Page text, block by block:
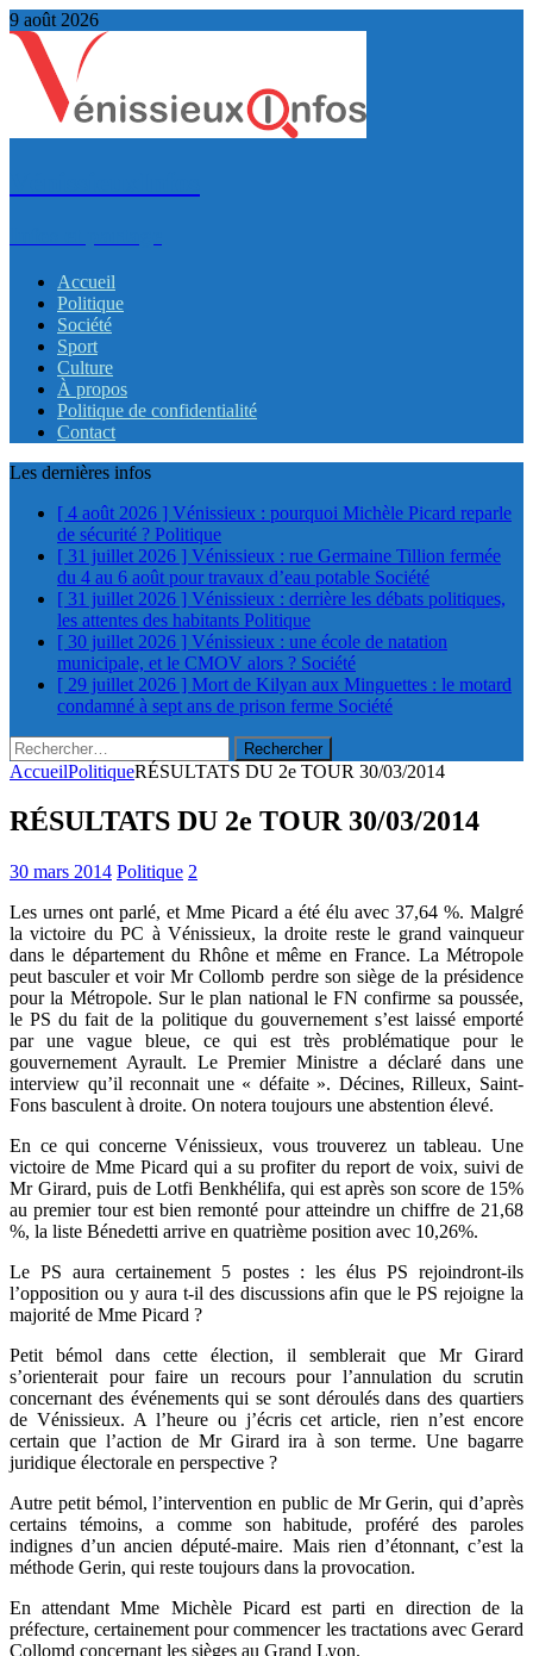
9 août 2026
Accueil
Politique
Société
Sport
Culture
À propos
Politique de confidentialité
Contact
Les dernières infos
[ 4 août 2026 ] Vénissieux : pourquoi Michèle Picard reparle
de sécurité ? Politique
[ 31 juillet 2026 ] Vénissieux : rue Germaine Tillion fermée
du 4 au 6 août pour travaux d’eau potable Société
[ 31 juillet 2026 ] Vénissieux : derrière les débats politiques,
les attentes des habitants Politique
[ 30 juillet 2026 ] Vénissieux : une école de natation
municipale, et le CMOV alors ? Société
[ 29 juillet 2026 ] Mort de Kilyan aux Minguettes : le motard
condamné à sept ans de prison ferme Société
Rechercher :
AccueilPolitiqueRÉSULTATS DU 2e TOUR 30/03/2014
RÉSULTATS DU 2e TOUR 30/03/2014
30 mars 2014 Politique 2
Les urnes ont parlé, et Mme Picard a été élu avec 37,64 %. Malgré
la victoire du PC à Vénissieux, la droite reste le grand vainqueur
dans le département du Rhône et même en France. La Métropole
peut basculer et voir Mr Collomb perdre son siège de la présidence
pour la Métropole. Sur le plan national le FN confirme sa poussée,
le PS du fait de la politique du gouvernement s’est laissé emporté
par une vague bleue, ce qui est très problématique pour le
gouvernement Ayrault. Le Premier Ministre a déclaré dans une
interview qu’il reconnait une « défaite ». Décines, Rilleux, Saint-
Fons basculent à droite. On notera toujours une abstention élevé.
En ce qui concerne Vénissieux, vous trouverez un tableau. Une
victoire de Mme Picard qui a su profiter du report de voix, suivi de
Mr Girard, puis de Lotfi Benkhélifa, qui est après son score de 15%
au premier tour est bien remonté pour atteindre un chiffre de 21,68
%, la liste Bénedetti arrive en quatrième position avec 10,26%.
Le PS aura certainement 5 postes : les élus PS rejoindront-ils
l’opposition ou y aura t-il des discussions afin que le PS rejoigne la
majorité de Mme Picard ?
Petit bémol dans cette élection, il semblerait que Mr Girard
s’orienterait pour faire un recours pour l’annulation du scrutin
concernant des événements qui se sont déroulés dans des quartiers
de Vénissieux. A l’heure ou j’écris cet article, rien n’est encore
certain que l’action de Mr Girard ira à son terme. Une bagarre
juridique électorale en perspective ?
Autre petit bémol, l’intervention en public de Mr Gerin, qui d’après
certains témoins, a comme son habitude, proféré des paroles
indignes d’un ancien député-maire. Mais rien d’étonnant, c’est la
méthode Gerin, qui reste toujours dans la provocation.
En attendant Mme Michèle Picard est parti en direction de la
préfecture, certainement pour commencer les tractations avec Gerard
Collomd concernant les sièges au Grand Lyon.